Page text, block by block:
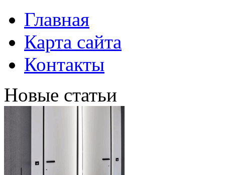
Главная
Карта сайта
Контакты
Новые статьи